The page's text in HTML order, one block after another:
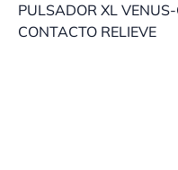
PULSADOR XL
CONTACTO RELIEVE